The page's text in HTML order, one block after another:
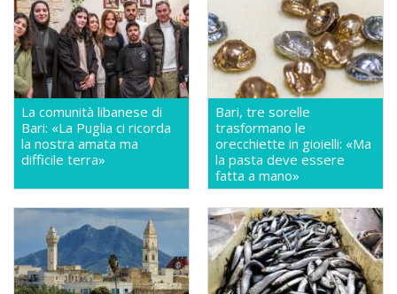
La comunità libanese di
Bari: «La Puglia ci ricorda
la nostra amata ma
difficile terra»
Bari, tre sorelle
trasformano le
orecchiette in gioielli: «Ma
la pasta deve essere
fatta a mano»